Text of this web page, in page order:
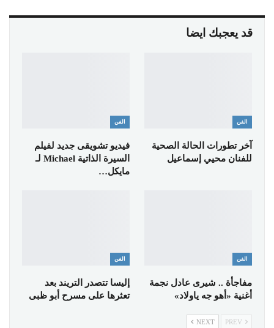
قد يعجبك ايضا
الفن
آخر تطورات الحالة الصحية
للفنان محيي إسماعيل
الفن
فيديو تشويقى جديد لفيلم
السيرة الذاتية Michael لـ
مايكل…
الفن
مفاجأة .. شيرى عادل نجمة
أغنية «أهو جه ياولاد»
الفن
إليسا تتصدر التريند بعد
تعثرها على مسرح أبو ظبى
NEXT